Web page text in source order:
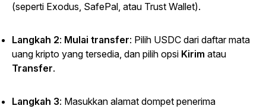
(seperti Exodus, SafePal, atau Trust Wallet).
Langkah 2: Mulai transfer: Pilih USDC dari daftar mata
uang kripto yang tersedia, dan pilih opsi Kirim atau
Transfer.
Langkah 3: Masukkan alamat dompet penerima